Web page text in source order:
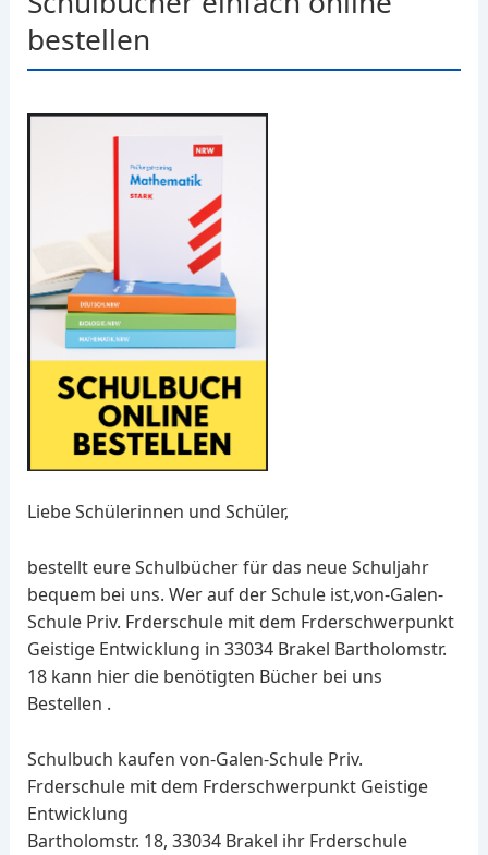
bestellen
Liebe Schülerinnen und Schüler,
bestellt eure Schulbücher für das neue Schuljahr
bequem bei uns. Wer auf der Schule ist,von-Galen-
Schule Priv. Frderschule mit dem Frderschwerpunkt
Geistige Entwicklung in 33034 Brakel Bartholomstr.
18 kann hier die benötigten Bücher bei uns
Bestellen .
Schulbuch kaufen von-Galen-Schule Priv.
Frderschule mit dem Frderschwerpunkt Geistige
Entwicklung
Bartholomstr. 18, 33034 Brakel ihr Frderschule